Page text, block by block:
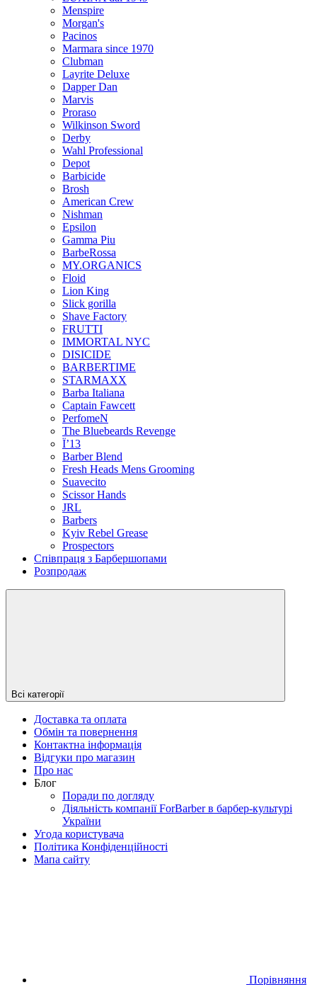
Menspire
Morgan's
Pacinos
Marmara since 1970
Clubman
Layrite Deluxe
Dapper Dan
Marvis
Proraso
Wilkinson Sword
Derby
Wahl Professional
Depot
Barbicide
Brosh
American Crew
Nishman
Epsilon
Gamma Piu
BarbeRossa
MY.ORGANICS
Floid
Lion King
Slick gorilla
Shave Factory
FRUTTI
IMMORTAL NYC
DІSICIDE
BARBERTIME
STARMAXX
Barba Italiana
Captain Fawcett
PerfomeN
The Bluebeards Revenge
Ї’13
Barber Blend
Fresh Heads Mens Grooming
Suavecito
Scissor Hands
JRL
Barbers
Kyiv Rebel Grease
Prospectors
Співпраця з Барбершопами
Розпродаж
Всі категорії
Доставка та оплата
Обмін та повернення
Контактна інформація
Відгуки про магазин
Про нас
Блог
Поради по догляду
Діяльність компанії ForBarber в барбер-культурі
України
Угода користувача
Політика Конфіденційності
Мапа сайту
Порівняння